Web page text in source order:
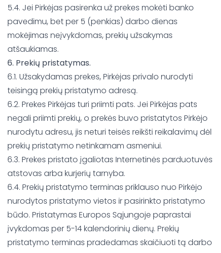
5.4. Jei Pirkėjas pasirenka už prekes mokėti banko
pavedimu, bet per 5 (penkias) darbo dienas
mokėjimas neįvykdomas, prekių užsakymas
atšaukiamas.
6. Prekių pristatymas.
6.1. Užsakydamas prekes, Pirkėjas privalo nurodyti
teisingą prekių pristatymo adresą.
6.2. Prekes Pirkėjas turi priimti pats. Jei Pirkėjas pats
negali priimti prekių, o prekės buvo pristatytos Pirkėjo
nurodytu adresu, jis neturi teisės reikšti reikalavimų dėl
prekių pristatymo netinkamam asmeniui.
6.3. Prekes pristato įgaliotas Internetinės parduotuvės
atstovas arba kurjerių tarnyba.
6.4. Prekių pristatymo terminas priklauso nuo Pirkėjo
nurodytos pristatymo vietos ir pasirinkto pristatymo
būdo. Pristatymas Europos Sąjungoje paprastai
įvykdomas per 5-14 kalendorinių dienų. Prekių
pristatymo terminas pradedamas skaičiuoti tą darbo